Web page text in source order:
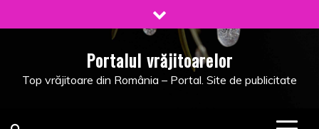
to
Portalul vrăjitoarelor
Top vrăjitoare din România – Portal. Site de publicitate